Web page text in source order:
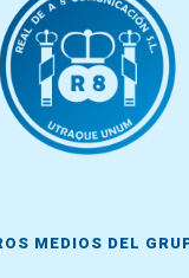
MEDIOS DEL